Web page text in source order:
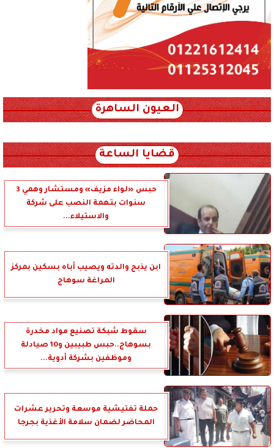
العيون الساهرة
قضايا الساعة
حبس «لواء مزيف» ومستشار وهمي 3
سنوات بتهمة النصب على شركة
والاستيلاء...
ابن يذبح والدته ويصيب أباه بسكين بمركز
المراغة سوهاج
سقوط شبكة تصنيع مواد مخدرة
بسوهاج..حبس طبيبين و10 صيادلة
وموظفين بشركة أدوية...
حملة تفتيشية موسعة وتحرير عشرات
المحاضر لضمان سلامة الأغذية بجرجا